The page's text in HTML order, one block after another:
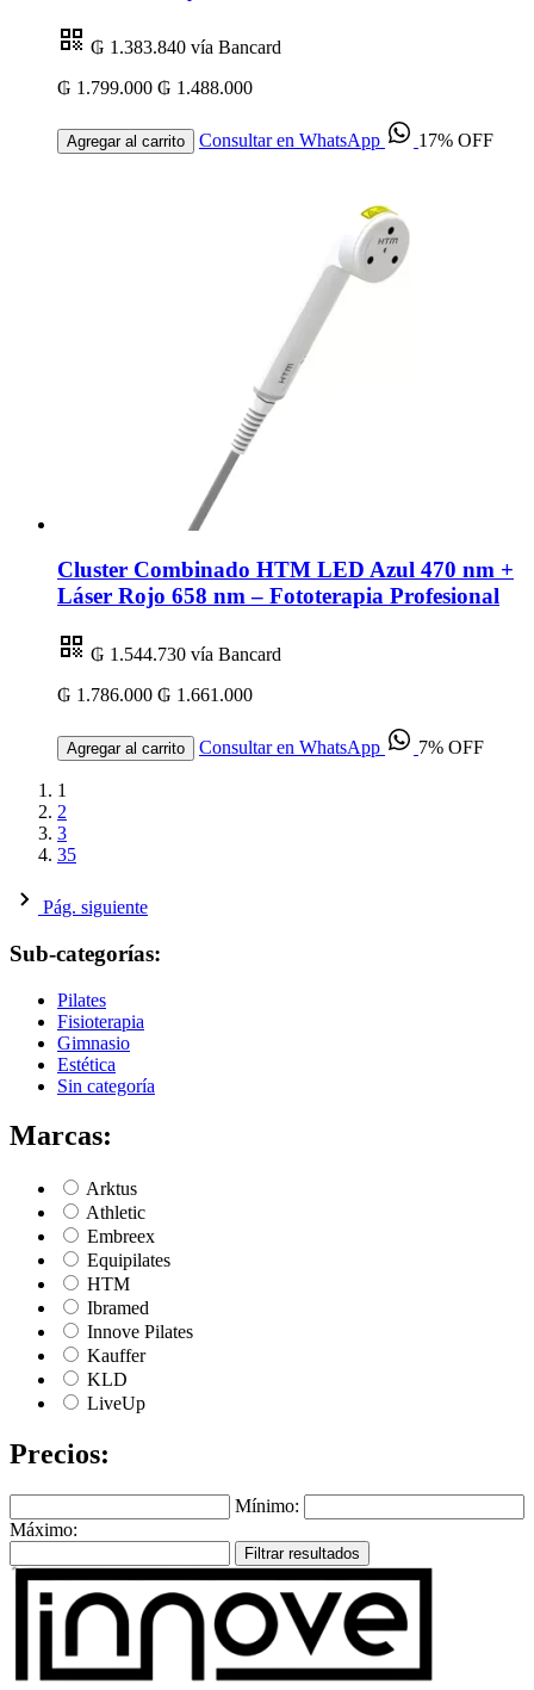
₲ 1.383.840 vía Bancard
₲ 1.799.000 ₲ 1.488.000
Agregar al carrito Consultar en WhatsApp 17% OFF
Cluster Combinado HTM LED Azul 470 nm +
Láser Rojo 658 nm – Fototerapia Profesional
₲ 1.544.730 vía Bancard
₲ 1.786.000 ₲ 1.661.000
Agregar al carrito Consultar en WhatsApp 7% OFF
1
2
3
35
Pág. siguiente
Sub-categorías:
Pilates
Fisioterapia
Gimnasio
Estética
Sin categoría
Marcas:
Arktus
Athletic
Embreex
Equipilates
HTM
Ibramed
Innove Pilates
Kauffer
KLD
LiveUp
Precios:
Mínimo:
Máximo:
Filtrar resultados